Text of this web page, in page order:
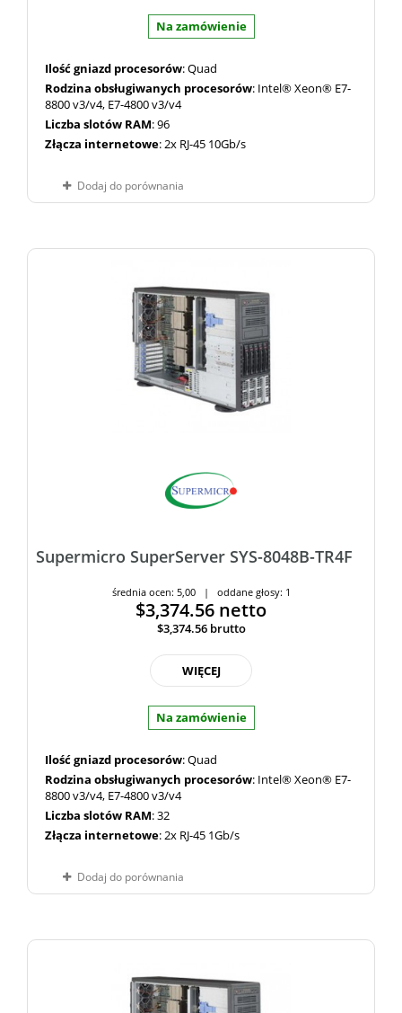
Na zamówienie
Ilość gniazd procesorów: Quad
Rodzina obsługiwanych procesorów: Intel® Xeon® E7-
8800 v3/v4, E7-4800 v3/v4
Liczba slotów RAM: 96
Złącza internetowe: 2x RJ-45 10Gb/s
Dodaj do porównania
Supermicro SuperServer SYS-8048B-TR4F
średnia ocen: 5,00 | oddane głosy: 1
$3,374.56 netto
$3,374.56 brutto
WIĘCEJ
Na zamówienie
Ilość gniazd procesorów: Quad
Rodzina obsługiwanych procesorów: Intel® Xeon® E7-
8800 v3/v4, E7-4800 v3/v4
Liczba slotów RAM: 32
Złącza internetowe: 2x RJ-45 1Gb/s
Dodaj do porównania